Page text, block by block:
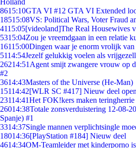
Holland
8615:10GTA VI #12 GTA VI Extended
18515:08VS: Political Wars, Voter Fraud
4115:05[videoland]The Real Housewives
5315:04Zou je vreemdgaan in een relatie
16115:00Dingen waar je enorm vrolijk
5114:54Jezelf gelukkig voelen als
26214:51 Agent smijt zwangere vrouw op
#2
3614:43Masters of the Universe (He-Man)
15114:42[WLR SC #417] Nieuw deel
23114:41Het FOK!kers maken
26014:38Totale zonsverduistering 12-08-
Spanje) #1
3314:37Single mannen verplichtsingle
18014:36[PlayStation #184] Nieuw deel
4614:34OM-Teamleider met kinderporno